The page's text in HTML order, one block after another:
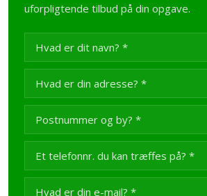
uforpligtende tilbud på din opgave.